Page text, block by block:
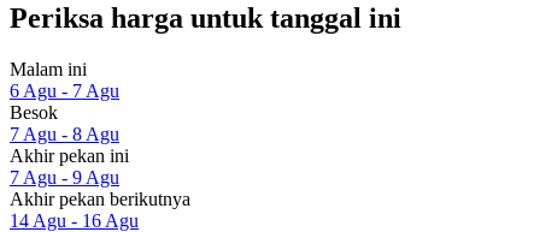
Periksa harga untuk tanggal ini
Malam ini
6 Agu - 7 Agu
Besok
7 Agu - 8 Agu
Akhir pekan ini
7 Agu - 9 Agu
Akhir pekan berikutnya
14 Agu - 16 Agu